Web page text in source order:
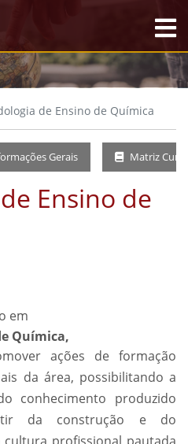
de Ensino de Química
Gerais Matriz
Ensino de
em
Química,
ações de formação
da área, possibilitando a
conhecimento produzido
da construção e do